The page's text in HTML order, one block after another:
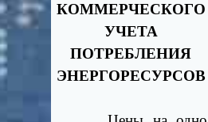
КОММЕРЧЕСКОГО
УЧЕТА
ПОТРЕБЛЕНИЯ
ЭНЕРГОРЕСУРСОВ